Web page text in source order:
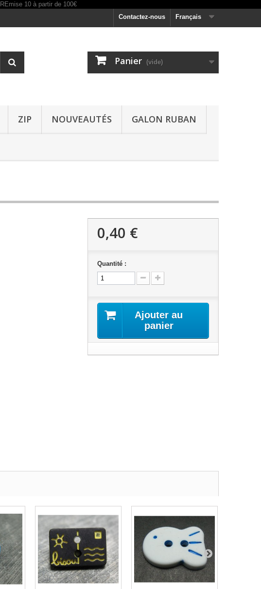
Français
Contactez-nous
Panier (vide)
ZIP NOUVEAUTÉS GALON RUBAN
0,40 €
Quantité :
Ajouter au
panier